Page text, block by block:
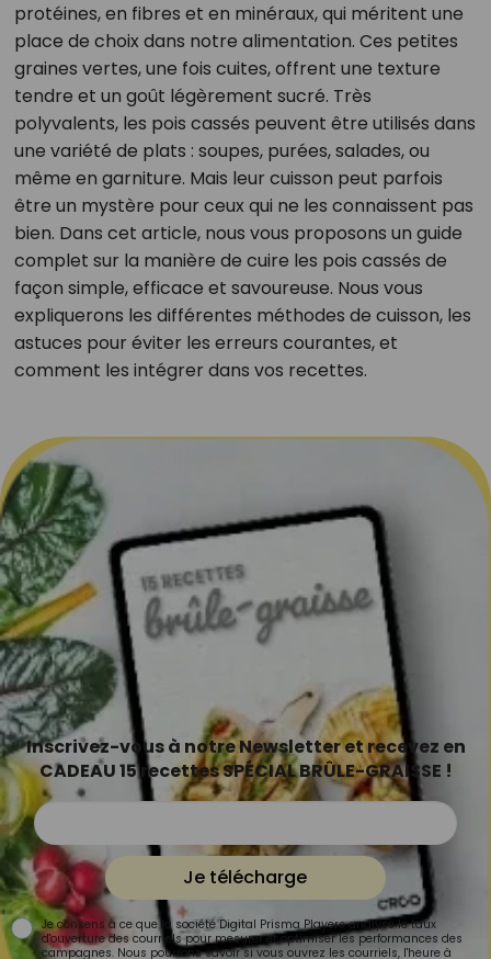
protéines, en fibres et en minéraux, qui méritent une
place de choix dans notre alimentation. Ces petites
graines vertes, une fois cuites, offrent une texture
tendre et un goût légèrement sucré. Très
polyvalents, les pois cassés peuvent être utilisés dans
une variété de plats : soupes, purées, salades, ou
même en garniture. Mais leur cuisson peut parfois
être un mystère pour ceux qui ne les connaissent pas
bien. Dans cet article, nous vous proposons un guide
complet sur la manière de cuire les pois cassés de
façon simple, efficace et savoureuse. Nous vous
expliquerons les différentes méthodes de cuisson, les
astuces pour éviter les erreurs courantes, et
comment les intégrer dans vos recettes.
Inscrivez-vous à notre Newsletter et recevez en
CADEAU 15 recettes SPÉCIAL BRÛLE-GRAISSE !
Je télécharge
Je consens à ce que la société Digital Prisma Players analyse le taux
d'ouverture des courriels pour mesurer et optimiser les performances des
campagnes. Nous pourrons savoir si vous ouvrez les courriels, l'heure à